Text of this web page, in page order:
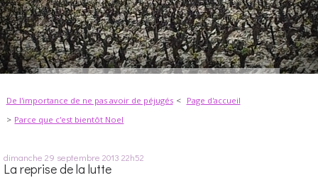
De l'importance de ne pas avoir de péjugés
Page d'accueil
Parce que c'est bientôt Noel
dimanche 29 septembre 2013 22h52
La reprise de la lutte